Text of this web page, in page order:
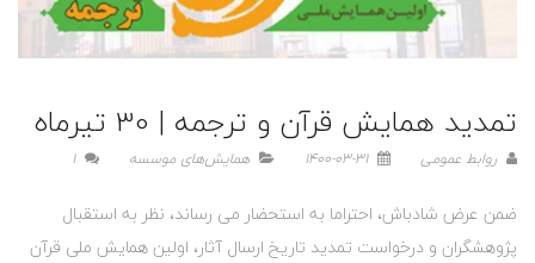
تمدید همایش قرآن و ترجمه | 30 تیرماه
روابط عمومی 1400-03-31 همایش‌های موسسه 1
ضمن عرض شادباش، احتراما به استحضار می رساند، نظر به استقبال
پژوهشگران و درخواست تمدید تاریخ ارسال آثار، اولین همایش ملی قرآن